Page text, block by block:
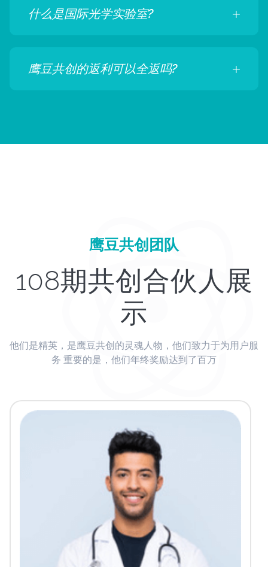
什么是国际光学实验室?
鹰豆共创的返利可以全返吗?
鹰豆共创团队
108期共创合伙人展
示
他们是精英，是鹰豆共创的灵魂人物，他们致力于为用户服
务 重要的是，他们年终奖励达到了百万